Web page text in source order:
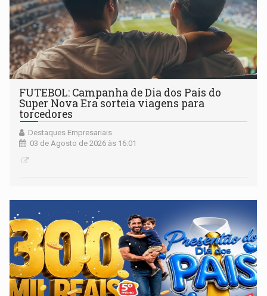
FUTEBOL: Campanha de Dia dos Pais do
Super Nova Era sorteia viagens para
torcedores
Destaques Empresariais
03 de Agosto de 2026 às 16:01